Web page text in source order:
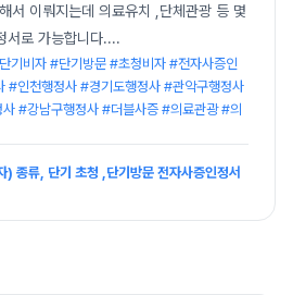
서 이뤄지는데 의료유치 ,단체관광 등 몇
서로 가능합니다....
비자 #단기방문 #초청비자 #전자사증인
인천행정사 #경기도행정사 #관악구행정사
#강남구행정사 #더블사증 #의료관광 #의
종류, 단기 초청 ,단기방문 전자사증인정서